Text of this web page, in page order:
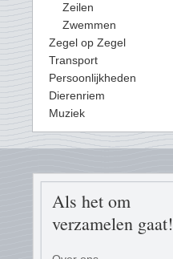
Zeilen
Zwemmen
Zegel op Zegel
Transport
Persoonlijkheden
Dierenriem
Muziek
Als het om
verzamelen gaat!